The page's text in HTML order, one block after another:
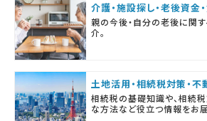
介護・施設探し・老後資金
親の今後・自分の老後に関
介。
土地活用・相続税対策・不
相続税の基礎知識や、相続
な方法など役立つ情報をお届